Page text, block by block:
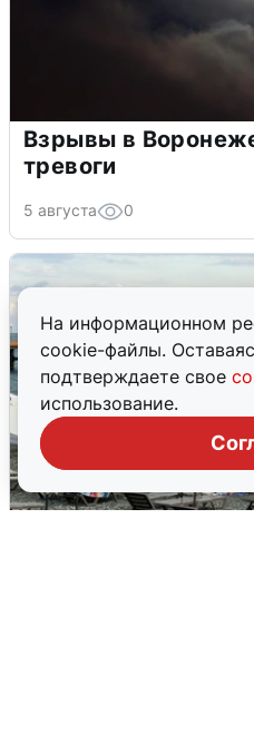
На информационном
cookie-файлы.
подтверждаете свое
использование.
Взрывы в
тревоги
5 августа 0